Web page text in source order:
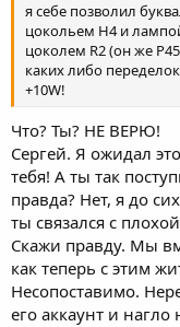
я себе позволил
цокольем Н4 и
цоколем R2 (он же
каких либо
+10W!
Что? Ты? НЕ ВЕРЮ!
Сергей. Я ожидал
тебя! А ты так
правда? Нет, я до
ты связался с
Скажи правду. Мы
как теперь с этим
Несопоставимо.
его аккаунт и